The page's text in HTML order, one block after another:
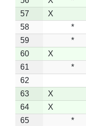
57
X
58
*
59
*
60
X
61
*
62
63
X
64
X
65
*